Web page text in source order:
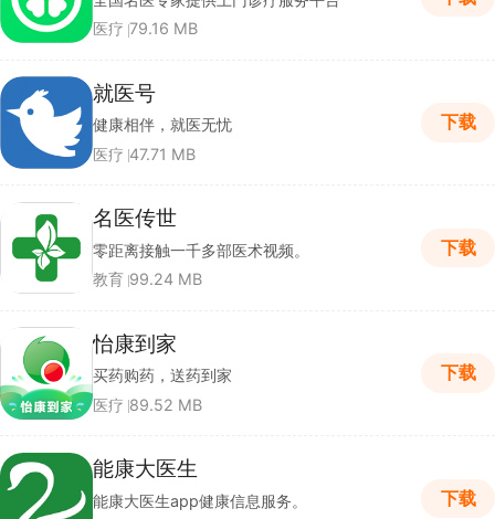
医疗 79.16 MB
就医号
健康相伴，就医无忧
医疗 47.71 MB
下载
名医传世
零距离接触一千多部医术视频。
教育 99.24 MB
下载
怡康到家
买药购药，送药到家
医疗 89.52 MB
下载
能康大医生
能康大医生app健康信息服务。
下载